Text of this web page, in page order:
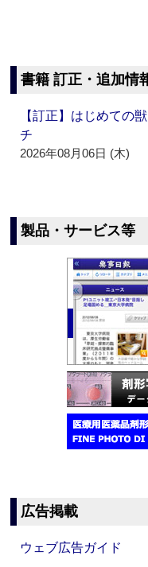
書籍 訂正・追加情
【訂正】はじめての
チ
2026年08月06日 (木)
製品・サービス等
広告掲載
ウェブ広告ガイド